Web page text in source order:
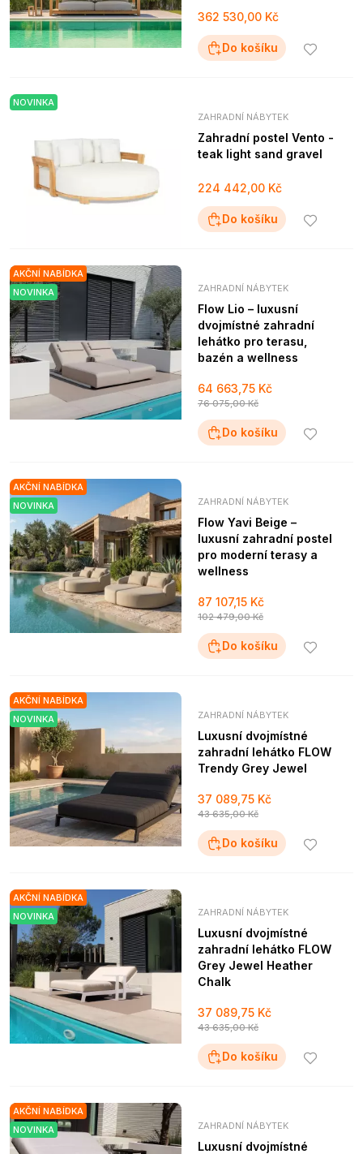
362 530,00 Kč
Do košíku
NOVINKA
ZAHRADNÍ NÁBYTEK
Zahradní postel Vento -
teak light sand gravel
224 442,00 Kč
Do košíku
AKČNÍ NABÍDKA
NOVINKA
ZAHRADNÍ NÁBYTEK
Flow Lio – luxusní
dvojmístné zahradní
lehátko pro terasu,
bazén a wellness
64 663,75 Kč
76 075,00 Kč
Do košíku
AKČNÍ NABÍDKA
NOVINKA
ZAHRADNÍ NÁBYTEK
Flow Yavi Beige –
luxusní zahradní postel
pro moderní terasy a
wellness
87 107,15 Kč
102 479,00 Kč
Do košíku
AKČNÍ NABÍDKA
NOVINKA
ZAHRADNÍ NÁBYTEK
Luxusní dvojmístné
zahradní lehátko FLOW
Trendy Grey Jewel
37 089,75 Kč
43 635,00 Kč
Do košíku
AKČNÍ NABÍDKA
NOVINKA
ZAHRADNÍ NÁBYTEK
Luxusní dvojmístné
zahradní lehátko FLOW
Grey Jewel Heather
Chalk
37 089,75 Kč
43 635,00 Kč
Do košíku
AKČNÍ NABÍDKA
NOVINKA
ZAHRADNÍ NÁBYTEK
Luxusní dvojmístné